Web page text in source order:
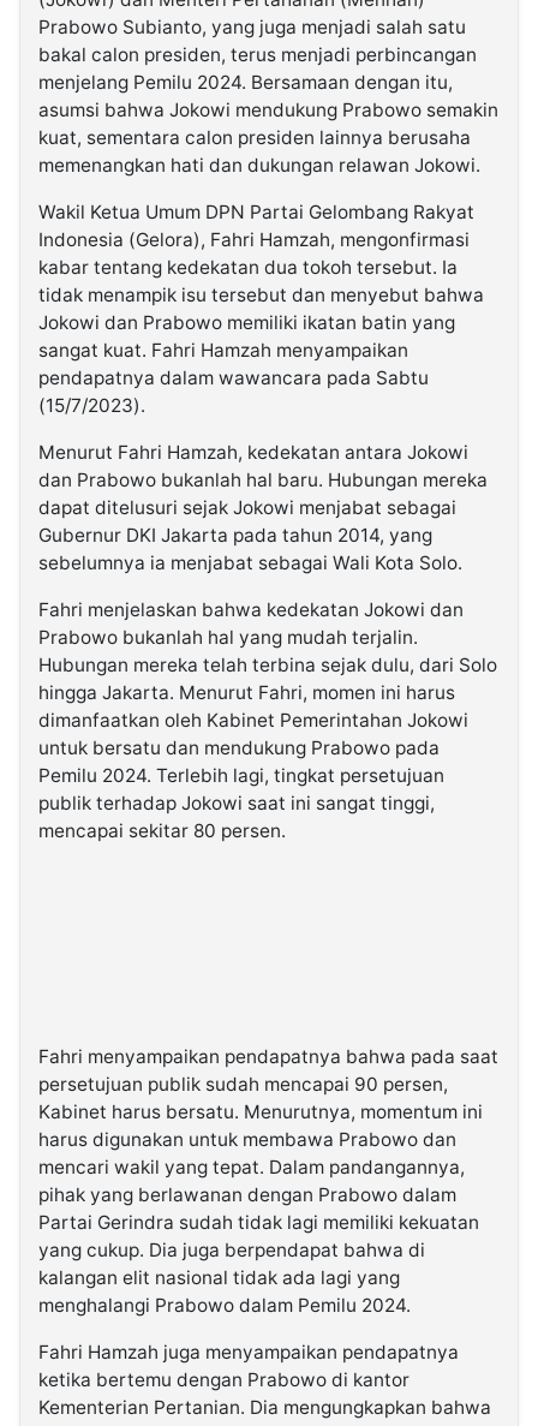
Prabowo Subianto, yang juga menjadi salah satu
bakal calon presiden, terus menjadi perbincangan
menjelang Pemilu 2024. Bersamaan dengan itu,
asumsi bahwa Jokowi mendukung Prabowo semakin
kuat, sementara calon presiden lainnya berusaha
memenangkan hati dan dukungan relawan Jokowi.
Wakil Ketua Umum DPN Partai Gelombang Rakyat
Indonesia (Gelora), Fahri Hamzah, mengonfirmasi
kabar tentang kedekatan dua tokoh tersebut. Ia
tidak menampik isu tersebut dan menyebut bahwa
Jokowi dan Prabowo memiliki ikatan batin yang
sangat kuat. Fahri Hamzah menyampaikan
pendapatnya dalam wawancara pada Sabtu
(15/7/2023).
Menurut Fahri Hamzah, kedekatan antara Jokowi
dan Prabowo bukanlah hal baru. Hubungan mereka
dapat ditelusuri sejak Jokowi menjabat sebagai
Gubernur DKI Jakarta pada tahun 2014, yang
sebelumnya ia menjabat sebagai Wali Kota Solo.
Fahri menjelaskan bahwa kedekatan Jokowi dan
Prabowo bukanlah hal yang mudah terjalin.
Hubungan mereka telah terbina sejak dulu, dari Solo
hingga Jakarta. Menurut Fahri, momen ini harus
dimanfaatkan oleh Kabinet Pemerintahan Jokowi
untuk bersatu dan mendukung Prabowo pada
Pemilu 2024. Terlebih lagi, tingkat persetujuan
publik terhadap Jokowi saat ini sangat tinggi,
mencapai sekitar 80 persen.
Fahri menyampaikan pendapatnya bahwa pada saat
persetujuan publik sudah mencapai 90 persen,
Kabinet harus bersatu. Menurutnya, momentum ini
harus digunakan untuk membawa Prabowo dan
mencari wakil yang tepat. Dalam pandangannya,
pihak yang berlawanan dengan Prabowo dalam
Partai Gerindra sudah tidak lagi memiliki kekuatan
yang cukup. Dia juga berpendapat bahwa di
kalangan elit nasional tidak ada lagi yang
menghalangi Prabowo dalam Pemilu 2024.
Fahri Hamzah juga menyampaikan pendapatnya
ketika bertemu dengan Prabowo di kantor
Kementerian Pertanian. Dia mengungkapkan bahwa